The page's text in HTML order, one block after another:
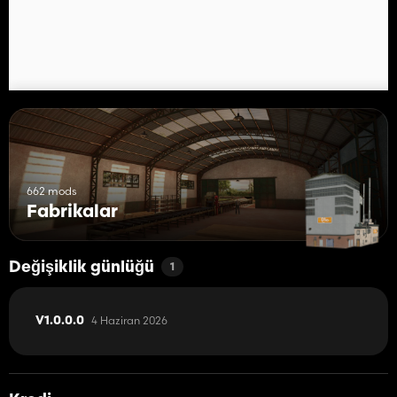
662 mods
Fabrikalar
Değişiklik günlüğü 1
V1.0.0.0 4 Haziran 2026